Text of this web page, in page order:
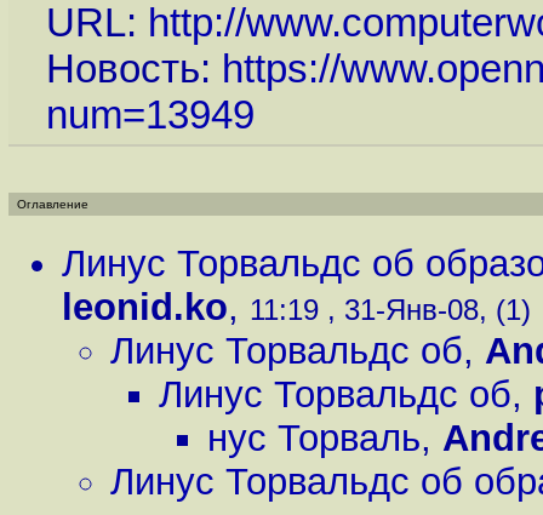
URL: http://
Новость: https://
num=13949
Оглавление
Линус Торвальдс об
leonid.ko, 11:19 , 31-Янв-08, (1)
Линус Торвальдс об,
Линус Торвальдс об,
нус Торваль,
Линус Торвальдс об